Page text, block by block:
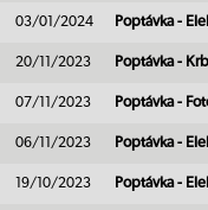
03/01/2024 Poptávka -
20/11/2023 Poptávka -
07/11/2023 Poptávka -
06/11/2023 Poptávka -
19/10/2023 Poptávka -